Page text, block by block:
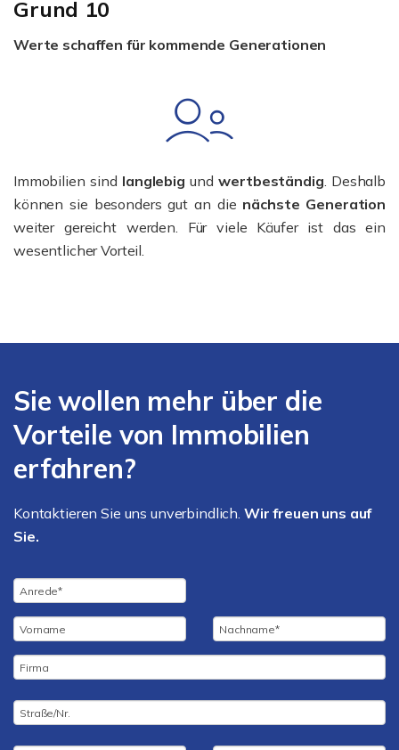
Grund 10
Werte schaffen für kommende Generationen
Immobilien sind langlebigundwertbeständig. Deshalb
können sie besonders gut an die nächste Generation
weiter gereicht werden. Für viele Käufer ist das ein
wesentlicher Vorteil.
Sie wollen mehr über die
Vorteile von Immobilien
erfahren?
Kontaktieren Sie uns unverbindlich. Wir freuen uns auf
Sie.